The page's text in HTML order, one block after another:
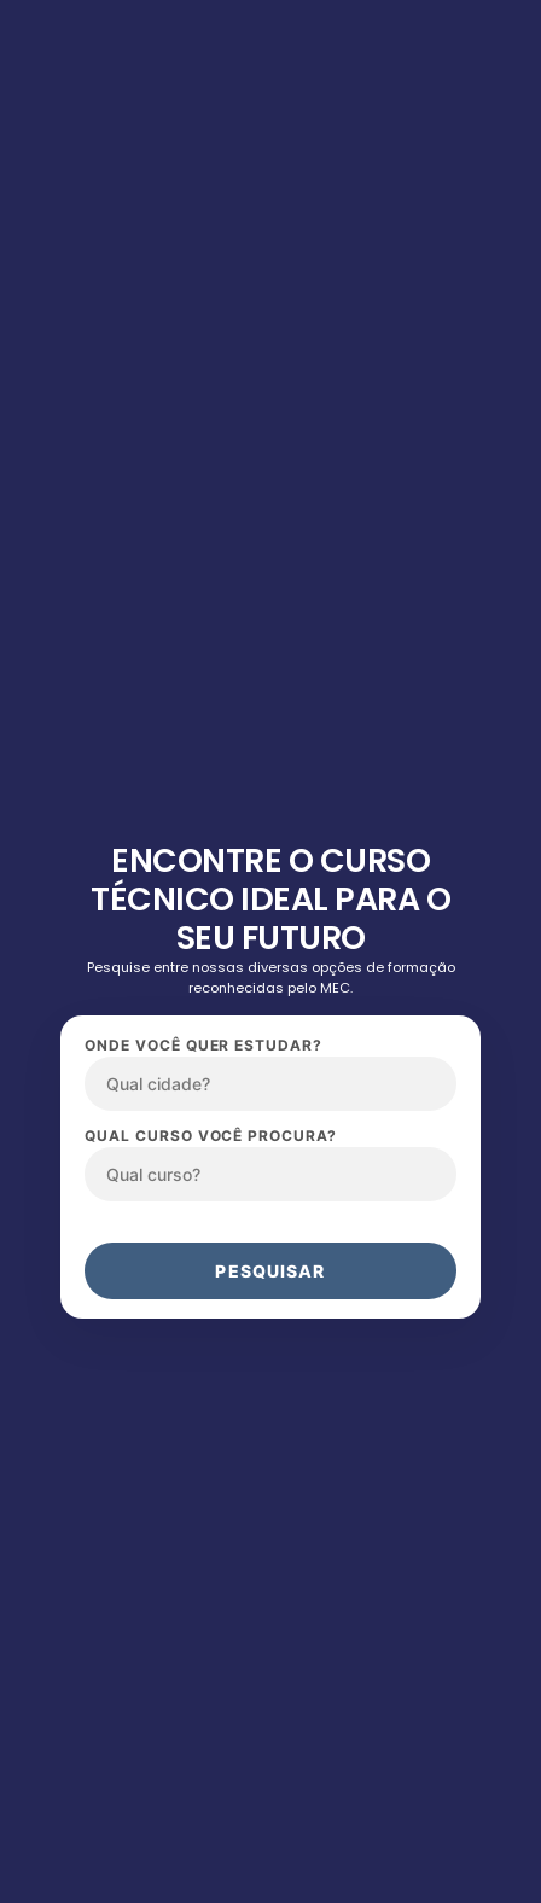
ENCONTRE O CURSO
TÉCNICO IDEAL PARA O
SEU FUTURO
Pesquise entre nossas diversas opções de formação
reconhecidas pelo MEC.
ONDE VOCÊ QUER ESTUDAR?
QUAL CURSO VOCÊ PROCURA?
PESQUISAR